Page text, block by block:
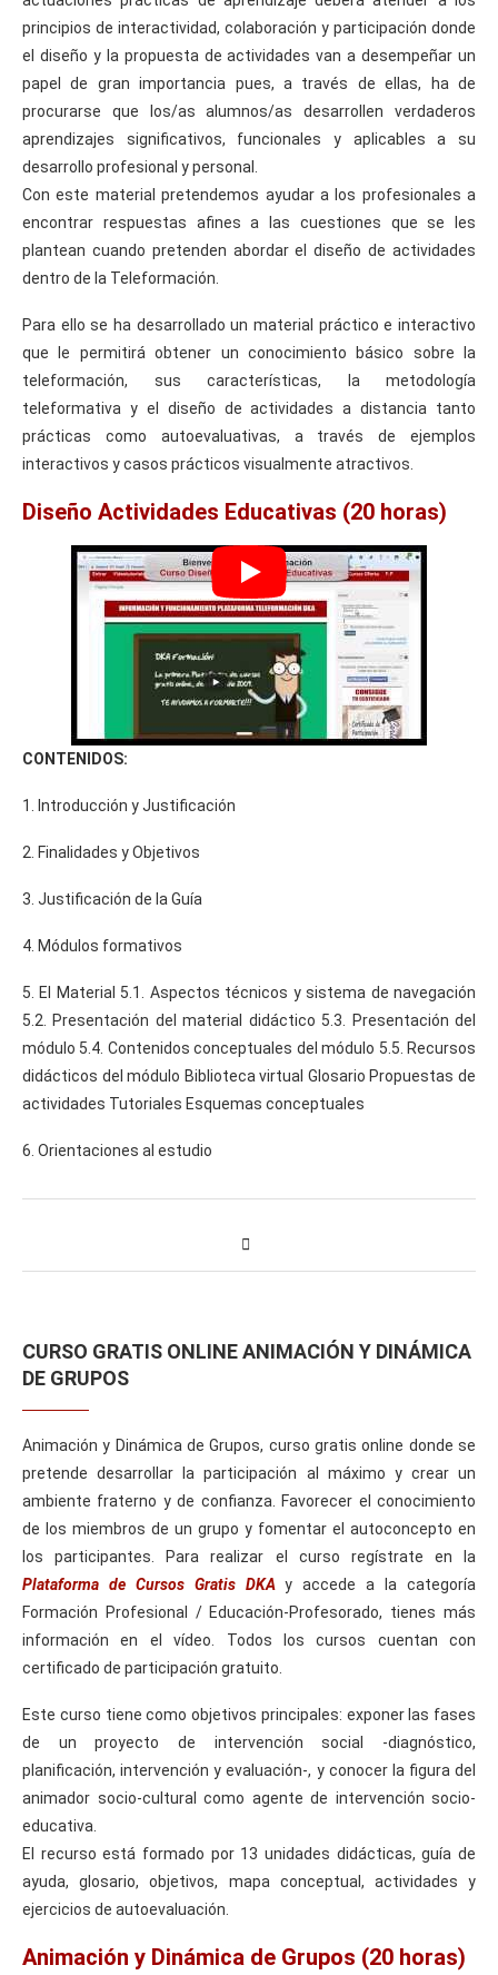
principios de interactividad, colaboración y participación donde
el diseño y la propuesta de actividades van a desempeñar un
papel de gran importancia pues, a través de ellas, ha de
procurarse que los/as alumnos/as desarrollen verdaderos
aprendizajes significativos, funcionales y aplicables a su
desarrollo profesional y personal.
Con este material pretendemos ayudar a los profesionales a
encontrar respuestas afines a las cuestiones que se les
plantean cuando pretenden abordar el diseño de actividades
dentro de la Teleformación.
Para ello se ha desarrollado un material práctico e interactivo
que le permitirá obtener un conocimiento básico sobre la
teleformación, sus características, la metodología
teleformativa y el diseño de actividades a distancia tanto
prácticas como autoevaluativas, a través de ejemplos
interactivos y casos prácticos visualmente atractivos.
Diseño Actividades Educativas (20 horas)
CONTENIDOS:
1. Introducción y Justificación
2. Finalidades y Objetivos
3. Justificación de la Guía
4. Módulos formativos
5. El Material 5.1. Aspectos técnicos y sistema de navegación
5.2. Presentación del material didáctico 5.3. Presentación del
módulo 5.4. Contenidos conceptuales del módulo 5.5. Recursos
didácticos del módulo Biblioteca virtual Glosario Propuestas de
actividades Tutoriales Esquemas conceptuales
6. Orientaciones al estudio
CURSO GRATIS ONLINE ANIMACIÓN Y DINÁMICA
DE GRUPOS
Animación y Dinámica de Grupos, curso gratis online donde se
pretende desarrollar la participación al máximo y crear un
ambiente fraterno y de confianza. Favorecer el conocimiento
de los miembros de un grupo y fomentar el autoconcepto en
los participantes. Para realizar el curso regístrate en la
Plataforma de Cursos Gratis DKAy accede a la categoría
Formación Profesional / Educación-Profesorado, tienes más
información en el vídeo. Todos los cursos cuentan con
certificado de participación gratuito.
Este curso tiene como objetivos principales: exponer las fases
de un proyecto de intervención social -diagnóstico,
planificación, intervención y evaluación-, y conocer la figura del
animador socio-cultural como agente de intervención socio-
educativa.
El recurso está formado por 13 unidades didácticas, guía de
ayuda, glosario, objetivos, mapa conceptual, actividades y
ejercicios de autoevaluación.
Animación y Dinámica de Grupos (20 horas)